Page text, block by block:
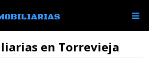
en Torrevieja